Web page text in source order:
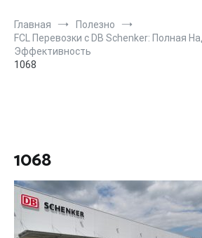
Главная
Полезно
FCL Перевозки с DB Schenker: Полная
Эффективность
1068
1068